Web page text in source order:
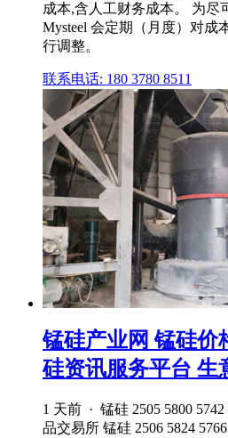
成本,含人工财务成本。 为尽
Mysteel 会定期（月度）对成
行调整。
联系电话: 180 3780 8511
锰硅产业网 锰硅价
硅资讯服务平台 生
1 天前 · 锰硅 2505 5800
品交易所 锰硅 2506 5824